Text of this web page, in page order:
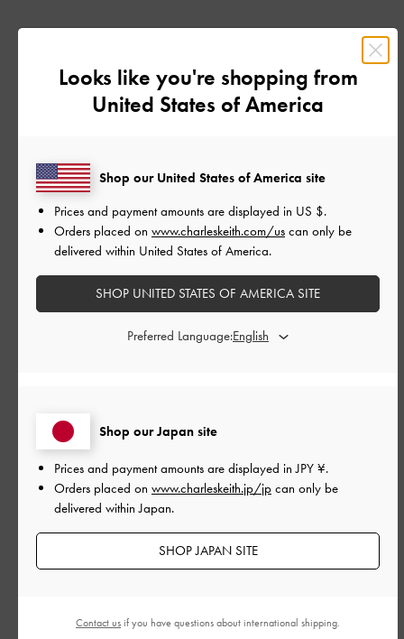
このレビューは役に立ちましたか？
ご利用者様
mh-さんのレビュー
足の形が綺麗に見える！
く日に履くと少し足が疲れます。
デザイン
とてもよかった
とてもよかった
2024-10-14
Looks like you're shopping from
United States of America
Shop our Japan site
Prices and payment amounts are displayed inJPY ¥.
Orders placed on www.charleskeith.jp/jp can only be
delivered within Japan.
SHOP JAPAN SITE
Shop our United States of America site
Prices and payment amounts are displayed in US $.
Orders placed on www.charleskeith.com/us can only be
delivered within United States of America.
SHOP UNITED STATES OF AMERICA SITE
Preferred Language:
Contact usif you have questions about international shipping.